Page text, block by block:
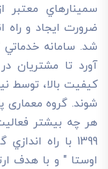
سمينارهاي معتبر
ضرورت ايجاد و
شد. سامانه
آورد تا مشتريان
کيفيت بالا، توسط
شوند. گروه
هر چه بيشتر
1399 با راه
اوستا " و با هدف